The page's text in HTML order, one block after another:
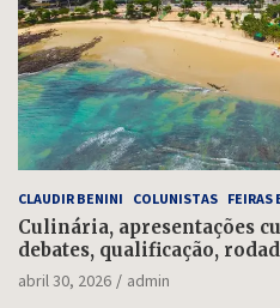
CLAUDIR BENINI COLUNISTAS FEIRAS
Culinária, apresentações
debates, qualificação,
semana para o Salão do
abril 30, 2026 admin